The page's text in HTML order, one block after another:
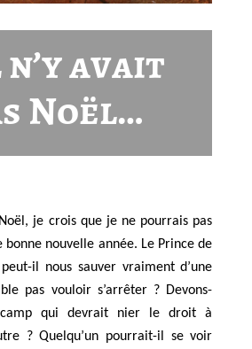
n’y avait
Noël…
je crois que je ne pourrais pas
bonne nouvelle année. Le Prince de
il nous sauver vraiment d’une
pas vouloir s’arrêter ? Devons-
qui devrait nier le droit à
? Quelqu’un pourrait-il se voir